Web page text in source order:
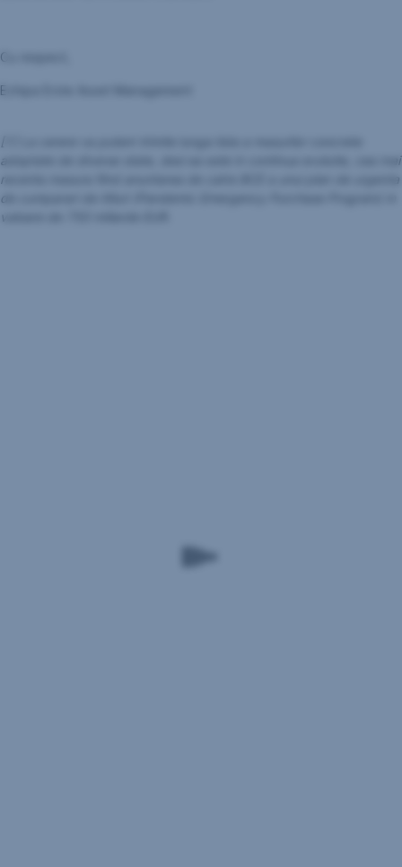
Cu respect,
Echipa Erste Asset Management
[1] La cerere va putem trimite lunga lista a masurilor concrete
adoptate de diverse state, desi ea este in continua evolutie, cea mai
recenta masura fiind anuntarea de catre BCE a unui plan de urgenta
de cumparari de titluri (Pandemic Emergency Purchase Program) in
valoare de 750 miliarde EUR.